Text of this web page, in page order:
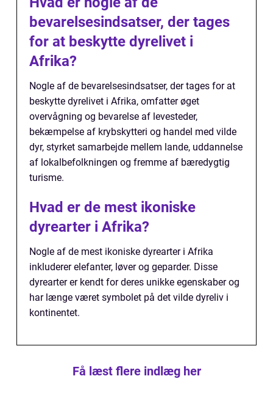
bevarelsesindsatser, der tages
for at beskytte dyrelivet i
Afrika?
Nogle af de bevarelsesindsatser, der tages for at
beskytte dyrelivet i Afrika, omfatter øget
overvågning og bevarelse af levesteder,
bekæmpelse af krybskytteri og handel med vilde
dyr, styrket samarbejde mellem lande, uddannelse
af lokalbefolkningen og fremme af bæredygtig
turisme.
Hvad er de mest ikoniske
dyrearter i Afrika?
Nogle af de mest ikoniske dyrearter i Afrika
inkluderer elefanter, løver og geparder. Disse
dyrearter er kendt for deres unikke egenskaber og
har længe været symbolet på det vilde dyreliv i
kontinentet.
Få læst flere indlæg her